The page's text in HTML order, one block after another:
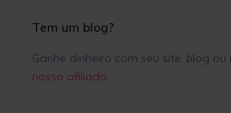
Tem um blog?
Ganhe dinheiro com seu site, blog ou
nosso afiliado.